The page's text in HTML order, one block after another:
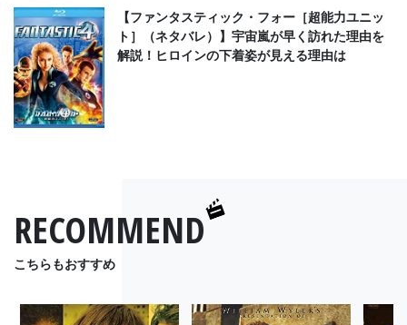
【ファンタスティック・フォー［超能力ユニッ
ト］（ネタバレ）】宇宙嵐が早く訪れた理由を
解説！ヒロインの下着姿が見える理由は
RECOMMEND
こちらもおすすめ